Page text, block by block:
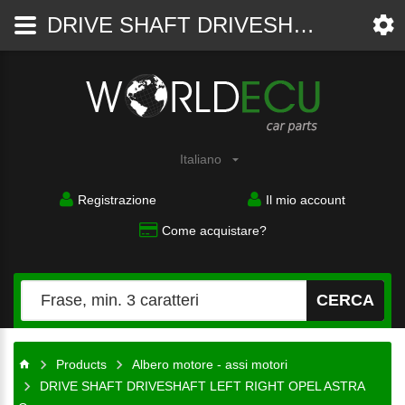
Ricambi
auto
Italiano
Registrazione Il mio account
Come acquistare?
CERCA
Products
Albero motore - assi motori
DRIVE SHAFT DRIVESHAFT LEFT RIGHT OPEL ASTRA
DRIVE SHAFT DRIVESHAFT LEFT RIGHT OPEL ASTRA G 2 II 1.7 X17DTL Y17DT 2.0 X20DTL X20DTH Y20DTH - Albero motore - assi motori - WorldECU